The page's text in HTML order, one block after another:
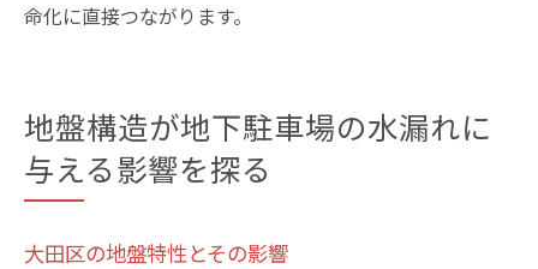
命化に直接つながります。
地盤構造が地下駐車場の水漏れに
与える影響を探る
大田区の地盤特性とその影響